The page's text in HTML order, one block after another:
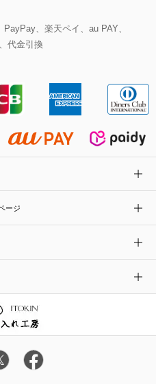
ャーバッグ
ス
、楽天ペイ、au PAY、
代金引換
ージ